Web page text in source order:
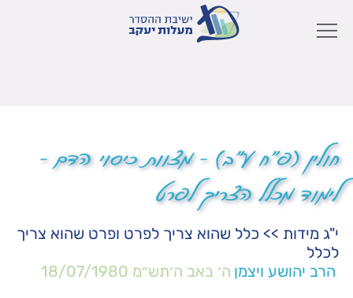
חולין (פ"ח ע"ב) – מצוות כיסוי הדם –
לימוד מכלל הצריך לפרט
י"ג מידות >> כלל שהוא צריך לפרט ופרט שהוא צריך
לכלל
הרב יהושע ויצמן ה׳ באב ה׳תש״מ 18/07/1980